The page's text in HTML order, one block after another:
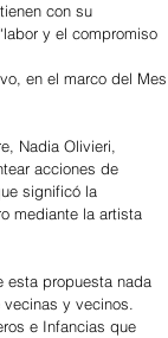
con su
y el compromiso
en el marco del Mes
Nadia Olivieri,
acciones de
significó la
mediante la artista
esta propuesta nada
y vecinos.
e Infancias que